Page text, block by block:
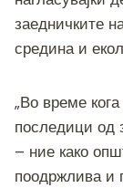
заедничките
средина и
„Во време
последици од
– ние како
поодржлива и